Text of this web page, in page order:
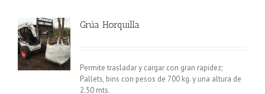
Grúa Horquilla
Permite trasladar y cargar con gran rapidez;
Pallets, bins con pesos de 700 kg. y una altura de
2.50 mts.